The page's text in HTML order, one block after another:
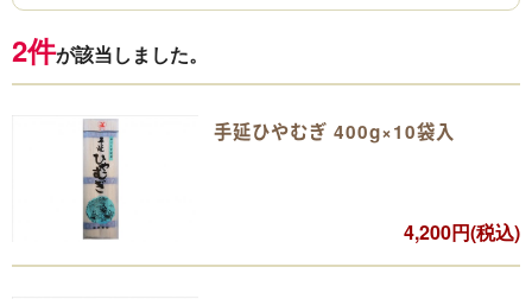
2件が該当しました。
手延ひやむぎ 400g×10袋入
4,200円(税込)